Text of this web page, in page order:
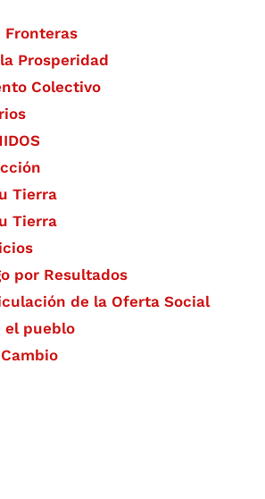
Fronteras
Prosperidad
Colectivo
Tierra
Tierra
por Resultados
de la Oferta Social
el pueblo